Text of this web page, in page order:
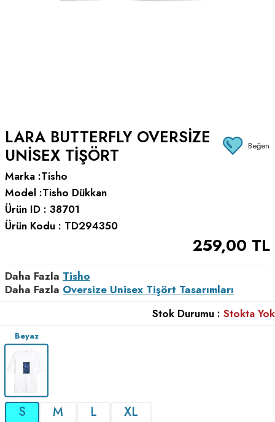
LARA BUTTERFLY OVERSIZE
UNISEX TIŞÖRT
Beğen
Marka :Tisho
Model :Tisho Dükkan
Ürün ID : 38701
Ürün Kodu : TD294350
259,00 TL
Daha Fazla Tisho
Daha Fazla Oversize Unisex Tişört Tasarımları
Stok Durumu : Stokta Yok
Beyaz
S M L XL